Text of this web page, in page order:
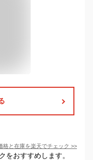
格と在庫を楽天でチェック >>
をおすすめします。